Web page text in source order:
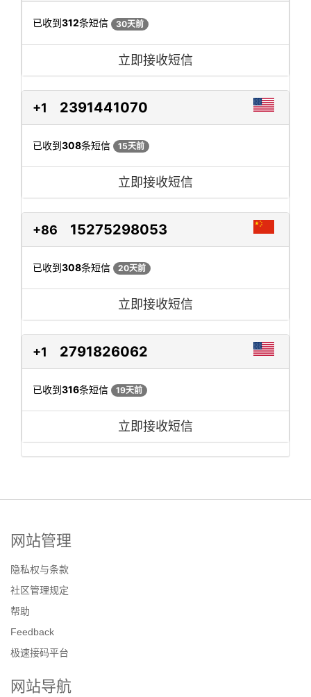
已收到312条短信 30天前
立即接收短信
+1 2391441070
已收到308条短信 15天前
立即接收短信
+86 15275298053
已收到308条短信 20天前
立即接收短信
+1 2791826062
已收到316条短信 19天前
立即接收短信
网站管理
隐私权与条款
社区管理规定
帮助
Feedback
极速接码平台
网站导航